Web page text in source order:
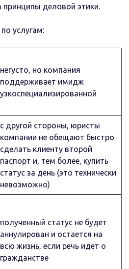
принципы деловой этики.
услугам:
негусто, но компания
поддерживает имидж
узкоспециализированной
с другой стороны, юристы
компании не обещают быстро
сделать клиенту второй
паспорт и, тем более, купить
статус за день (это технически
невозможно)
полученный статус не будет
аннулирован и остается на
всю жизнь, если речь идет о
гражданстве